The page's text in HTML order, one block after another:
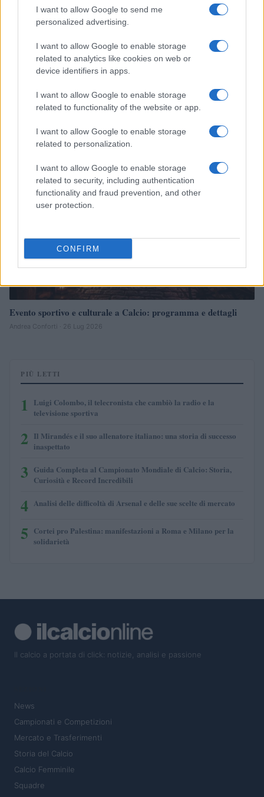
I want to allow Google to send me
personalized advertising.
I want to allow Google to enable storage
related to analytics like cookies on web or
device identifiers in apps.
I want to allow Google to enable storage
related to functionality of the website or app.
I want to allow Google to enable storage
related to personalization.
I want to allow Google to enable storage
related to security, including authentication
functionality and fraud prevention, and other
user protection.
CONFIRM
Quando il gioco di squadra insegna a vivere: calcio, storia e
valore educativo
NEWS
Evento sportivo e culturale a Calcio: programma e dettagli
Andrea Conforti · 26 Lug 2026
PIÙ LETTI
1
Luigi Colombo, il telecronista che cambiò la radio e la
televisione sportiva
2 Il Mirandés e il suo allenatore italiano: una storia di successo
inaspettato
3 Guida Completa al Campionato Mondiale di Calcio: Storia,
Curiosità e Record Incredibili
4 Analisi delle difficoltà di Arsenal e delle sue scelte di mercato
5 Cortei pro Palestina: manifestazioni a Roma e Milano per la
solidarietà
Il calcio a portata di click: notizie, analisi e passione
News
Campionati e Competizioni
Mercato e Trasferimenti
Storia del Calcio
Calcio Femminile
Squadre